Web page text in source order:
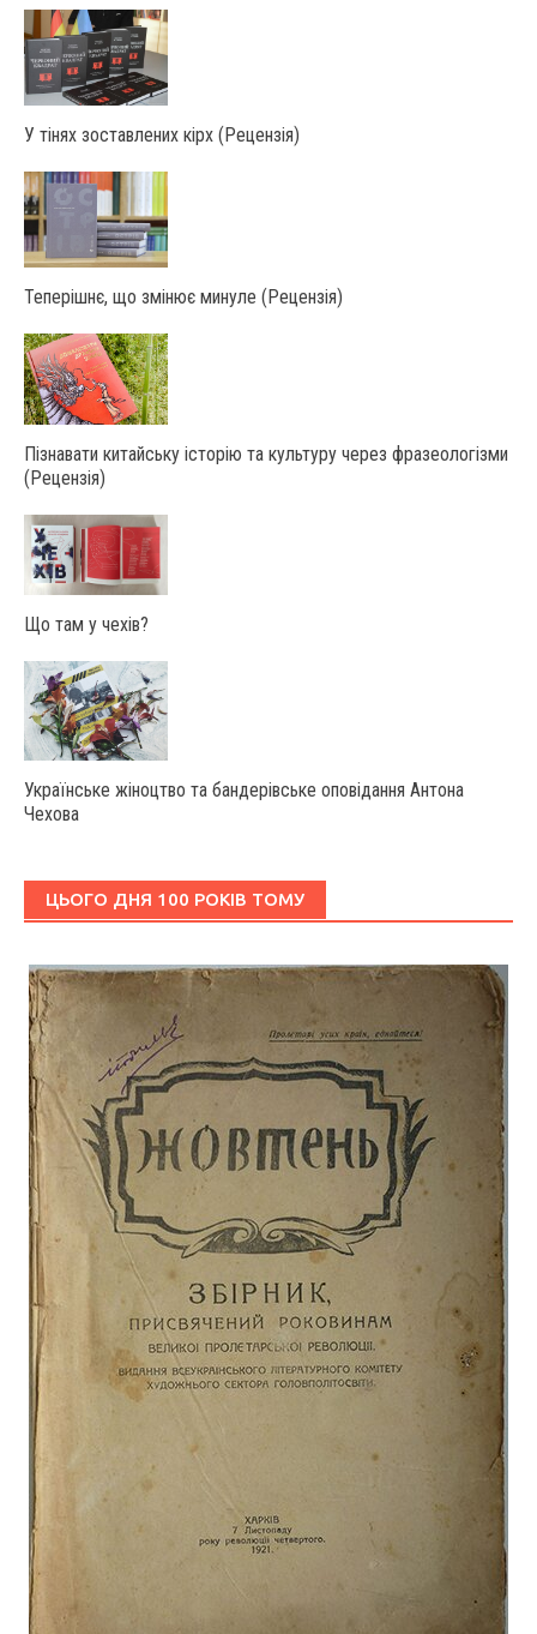
У тінях зоставлених кірх (Рецензія)
Теперішнє, що змінює минуле (Рецензія)
Пізнавати китайську історію та культуру через фразеологізми
(Рецензія)
Що там у чехів?
Українське жіноцтво та бандерівське оповідання Антона
Чехова
ЦЬОГО ДНЯ 100 РОКІВ ТОМУ